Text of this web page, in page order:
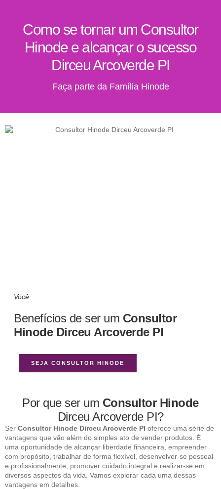
Como se tornar um Consultor
Hinode e alcançar o sucesso
Dirceu Arcoverde PI
Faça parte da Família Hinode
Você
Benefícios de ser um Consultor
Hinode Dirceu Arcoverde PI
SEJA CONSULTOR HINODE
Por que ser um Consultor Hinode
Dirceu Arcoverde PI?
Ser Consultor Hinode Dirceu Arcoverde PI oferece uma série de
vantagens que vão além do simples ato de vender produtos. É
uma oportunidade de alcançar liberdade financeira, empreender
com propósito, trabalhar de forma flexível, desenvolver-se pessoal
e profissionalmente, promover cuidado integral e realizar-se em
diversos aspectos da vida. Vamos explorar cada uma dessas
vantagens em detalhes.